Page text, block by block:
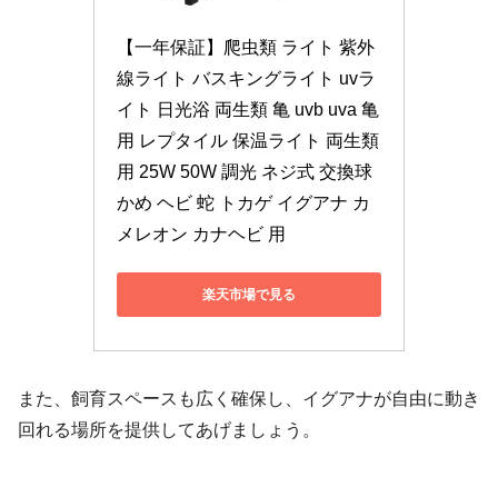
【一年保証】爬虫類 ライト 紫外
線ライト バスキングライト uvラ
イト 日光浴 両生類 亀 uvb uva 亀
用 レプタイル 保温ライト 両生類
用 25W 50W 調光 ネジ式 交換球
かめ ヘビ 蛇 トカゲ イグアナ カ
メレオン カナヘビ 用
楽天市場で見る
また、飼育スペースも広く確保し、イグアナが自由に動き
回れる場所を提供してあげましょう。